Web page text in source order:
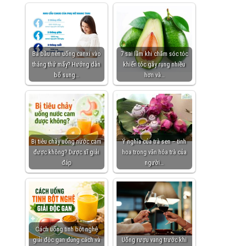
Bà bầu nên uống canxi vào
tháng thứ mấy? Hướng dẫn
bổ sung…
7 sai lầm khi chăm sóc tóc
khiến tóc gãy rụng nhiều
hơn và…
Bị tiêu chảy uống nước cam
được không? Dược sĩ giải
đáp
Ý nghĩa của trà sen – tinh
hoa trong văn hóa trà của
người…
Cách uống tinh bột nghệ
giải độc gan đúng cách và
Uống rượu vang trước khi